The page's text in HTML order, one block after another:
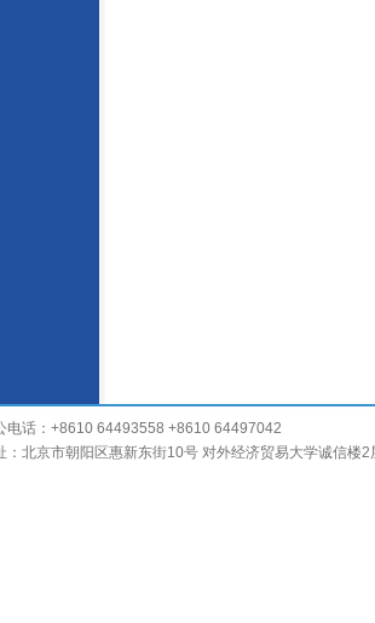
电话：+8610 64493558 +8610 64497042
：北京市朝阳区惠新东街10号 对外经济贸易大学诚信楼